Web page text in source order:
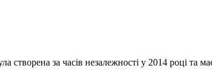
створена за часів незалежності у 2014 році